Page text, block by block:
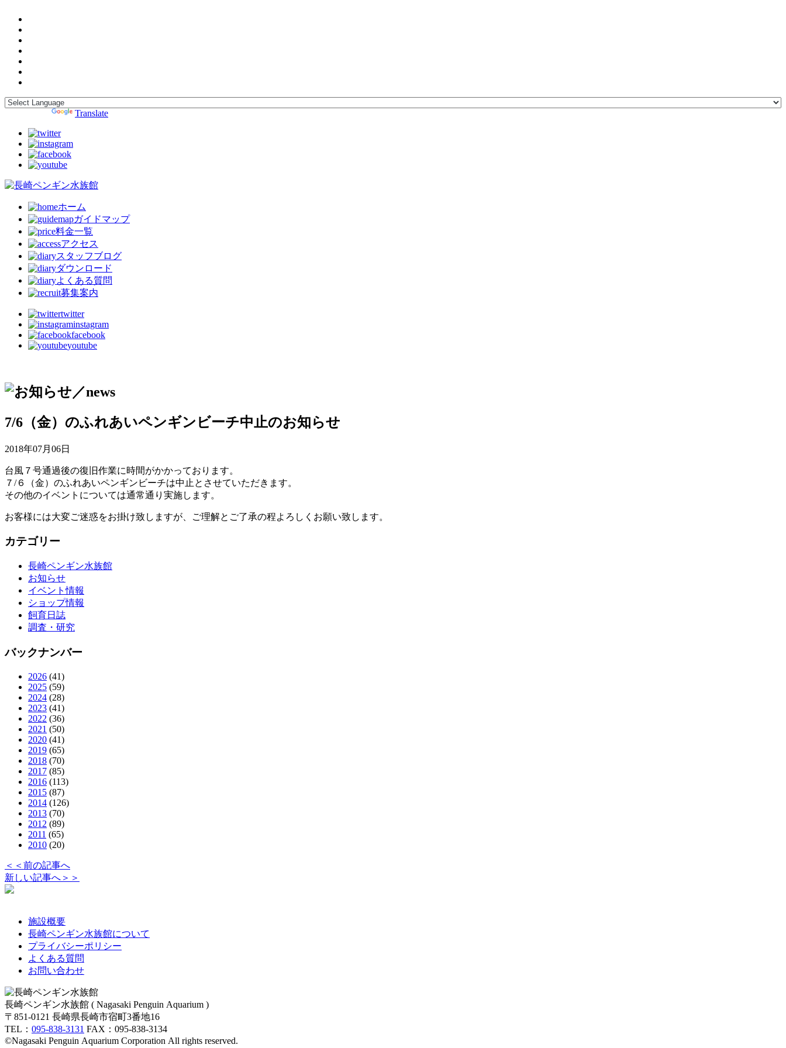
Translate
ホーム
ガイドマップ
料金一覧
アクセス
スタッフブログ
ダウンロード
よくある質問
募集案内
twitter
instagram
facebook
youtube
7/6（金）のふれあいペンギンビーチ中止のお知らせ
2018年07月06日
台風７号通過後の復旧作業に時間がかかっております。
７/６（金）のふれあいペンギンビーチは中止とさせていただきます。
その他のイベントについては通常通り実施します。
お客様には大変ご迷惑をお掛け致しますが、ご理解とご了承の程よろしくお願い致します。
カテゴリー
長崎ペンギン水族館
お知らせ
イベント情報
ショップ情報
飼育日誌
調査・研究
バックナンバー
2026 (41)
2025 (59)
2024 (28)
2023 (41)
2022 (36)
2021 (50)
2020 (41)
2019 (65)
2018 (70)
2017 (85)
2016 (113)
2015 (87)
2014 (126)
2013 (70)
2012 (89)
2011 (65)
2010 (20)
＜＜前の記事へ
新しい記事へ＞＞
施設概要
長崎ペンギン水族館について
プライバシーポリシー
よくある質問
お問い合わせ
長崎ペンギン水族館 ( Nagasaki Penguin Aquarium )
〒851-0121 長崎県長崎市宿町3番地16
TEL： 095-838-3131 FAX：095-838-3134
©Nagasaki Penguin Aquarium Corporation All rights reserved.